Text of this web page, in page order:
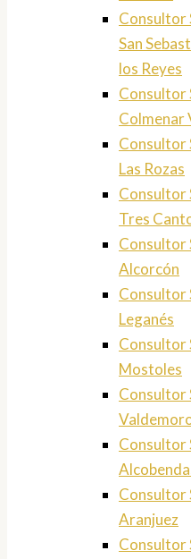
Consultor
San
los Reyes
Consultor
Colmenar
Consultor
Las Rozas
Consultor
Tres
Consultor
Alcorcón
Consultor
Leganés
Consultor
Mostoles
Consultor
Consultor
Consultor
Aranjuez
Consultor